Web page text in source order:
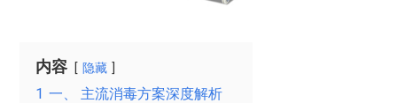
内容 隐藏
1 一、 主流消毒方案深度解析